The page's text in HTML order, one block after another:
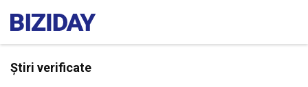
Știri verificate